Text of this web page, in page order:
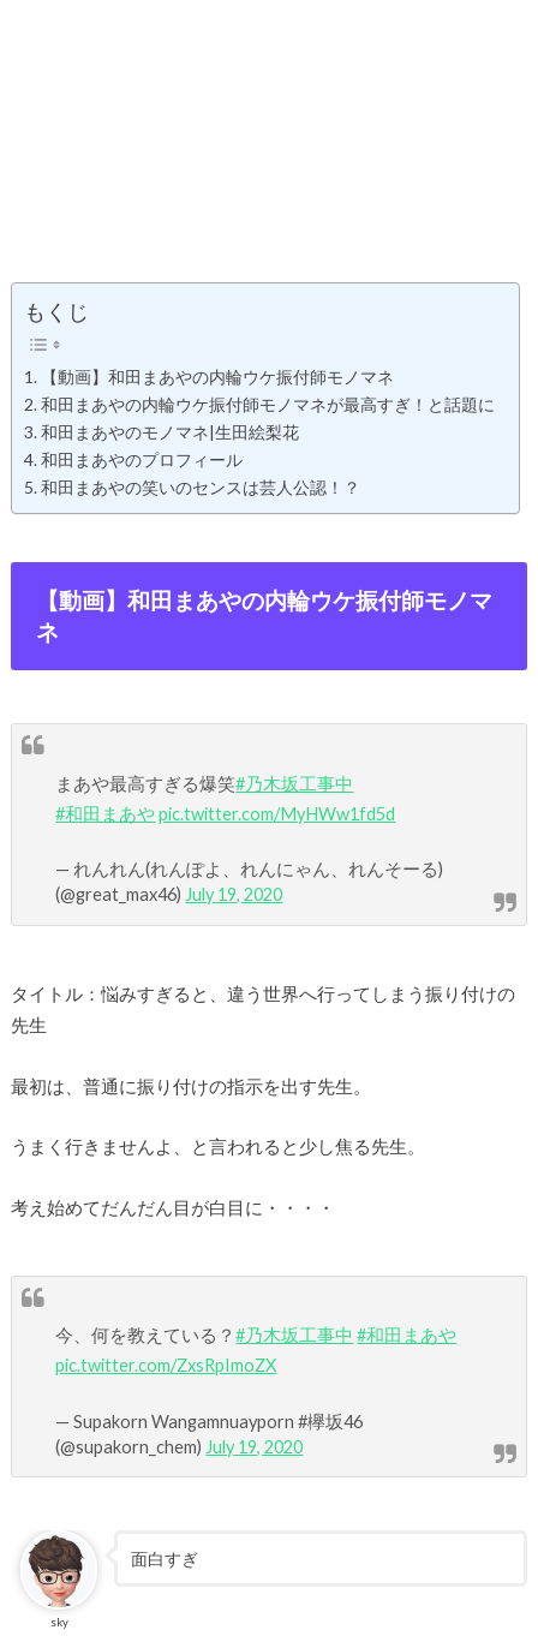
もくじ
【動画】和田まあやの内輪ウケ振付師モノマネ
和田まあやの内輪ウケ振付師モノマネが最高すぎ！と話題に
和田まあやのモノマネ|生田絵梨花
和田まあやのプロフィール
和田まあやの笑いのセンスは芸人公認！？
【動画】和田まあやの内輪ウケ振付師モノマ
ネ
まあや最高すぎる爆笑#乃木坂工事中
#和田まあや pic.twitter.com/MyHWw1fd5d
— れんれん(れんぽよ、れんにゃん、れんそーる)
(@great_max46) July 19, 2020
タイトル：悩みすぎると、違う世界へ行ってしまう振り付けの
先生
最初は、普通に振り付けの指示を出す先生。
うまく行きませんよ、と言われると少し焦る先生。
考え始めてだんだん目が白目に・・・・
今、何を教えている？#乃木坂工事中 #和田まあや
pic.twitter.com/ZxsRpImoZX
— Supakorn Wangamnuayporn #欅坂46
(@supakorn_chem) July 19, 2020
sky
面白すぎ